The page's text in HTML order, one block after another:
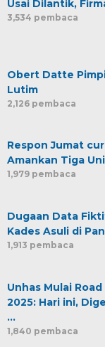
Usai Dilantik,
3,534 pembaca
Obert Datte
Lutim
2,126 pembaca
Respon Jumat
Amankan Tiga
1,979 pembaca
Dugaan Data
Kades Asuli di
1,913 pembaca
Unhas Mulai
2025: Hari ini,
…
1,840 pembaca